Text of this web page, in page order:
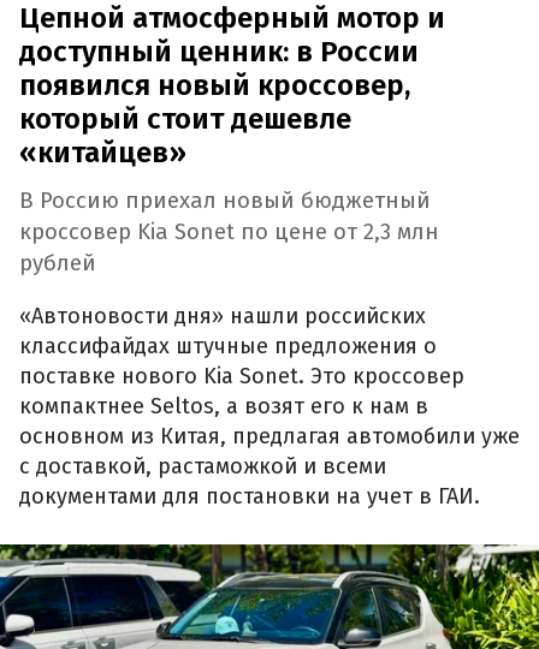
Цепной атмосферный мотор и
доступный ценник: в России
появился новый кроссовер,
который стоит дешевле
«китайцев»
В Россию приехал новый бюджетный
кроссовер Kia Sonet по цене от 2,3 млн
рублей
«Автоновости дня» нашли российских
классифайдах штучные предложения о
поставке нового Kia Sonet. Это кроссовер
компактнее Seltos, а возят его к нам в
основном из Китая, предлагая автомобили уже
с доставкой, растаможкой и всеми
документами для постановки на учет в ГАИ.